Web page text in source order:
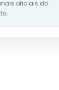
oficiais do